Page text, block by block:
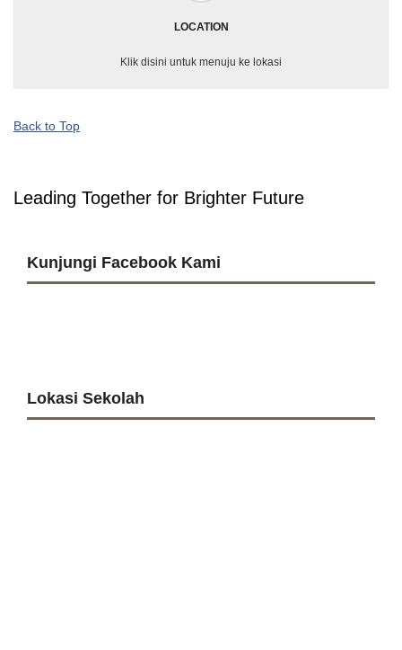
LOCATION
Klik disini untuk menuju ke lokasi
Back to Top
Leading Together for Brighter Future
Kunjungi Facebook Kami
Lokasi Sekolah